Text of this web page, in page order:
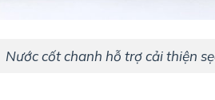
Nước cốt chanh hỗ trợ cải thiện